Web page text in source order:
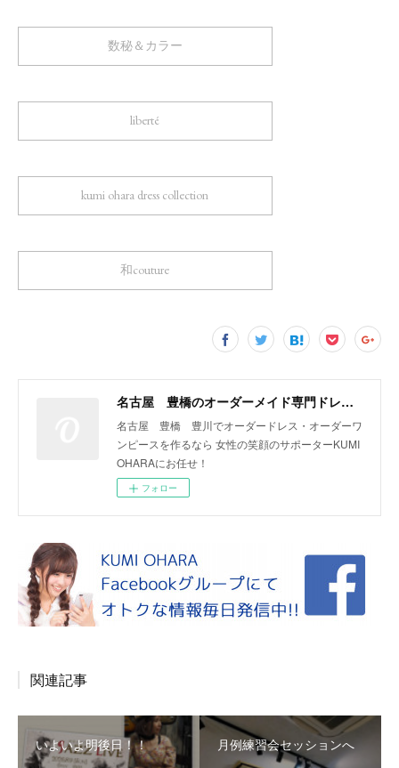
数秘＆カラー
liberté
kumi ohara dress collection
和couture
名古屋 豊橋のオーダーメイド専門ドレスデザイナー KUMI OHARA
名古屋 豊橋 豊川でオーダードレス・オーダーワ
ンピースを作るなら 女性の笑顔のサポーターKUMI
OHARAにお任せ！
フォロー
関連記事
いよいよ明後日！！ 月例練習会セッションへ